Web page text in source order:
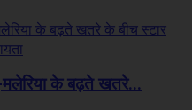
के बढ़ते खतरे...